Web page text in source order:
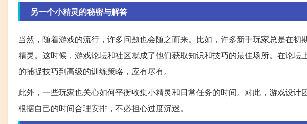
另一个小精灵的秘密与解答
当然，随着游戏的流行，许多问题也会随之而来。比如，许多新手玩家总是在
精灵。这时候，游戏论坛和社区就成了他们获取知识和技巧的最佳场所。在论
的捕捉技巧到高级的训练策略，应有尽有。
此外，一些玩家也关心如何平衡收集小精灵和日常任务的时间。对此，游戏设
根据自己的时间合理安排，不必担心过度沉迷。